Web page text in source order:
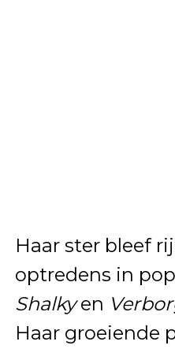
Haar ster bleef
optredens in
Shalkyen
Haar groeiende